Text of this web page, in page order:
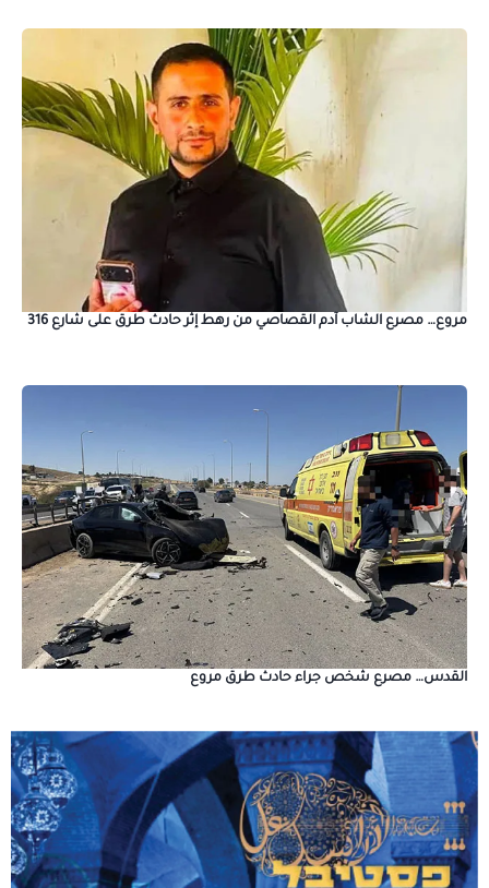
مروع… مصرع الشاب آدم القصاصي من رهط إثر حادث طرق على شارع 316
القدس… مصرع شخص جراء حادث طرق مروع